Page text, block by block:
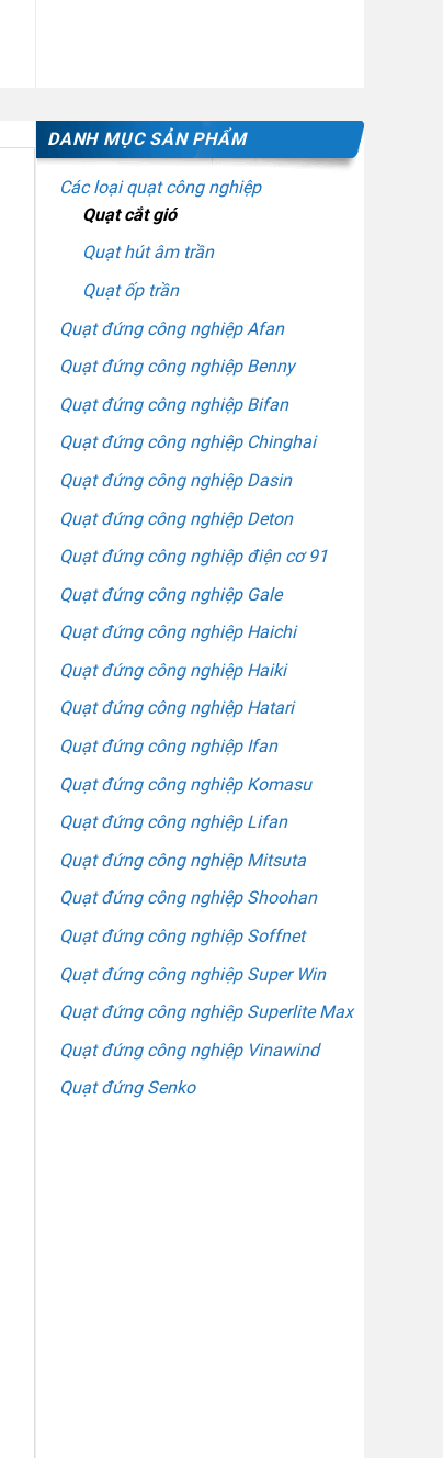
DANH MỤC SẢN PHẨM
Các loại quạt công nghiệp
Quạt cắt gió
Quạt hút âm trần
Quạt ốp trần
Quạt đứng công nghiệp Afan
Quạt đứng công nghiệp Benny
Quạt đứng công nghiệp Bifan
Quạt đứng công nghiệp Chinghai
Quạt đứng công nghiệp Dasin
Quạt đứng công nghiệp Deton
Quạt đứng công nghiệp điện cơ 91
Quạt đứng công nghiệp Gale
Quạt đứng công nghiệp Haichi
Quạt đứng công nghiệp Haiki
Quạt đứng công nghiệp Hatari
Quạt đứng công nghiệp Ifan
Quạt đứng công nghiệp Komasu
Quạt đứng công nghiệp Lifan
Quạt đứng công nghiệp Mitsuta
Quạt đứng công nghiệp Shoohan
Quạt đứng công nghiệp Soffnet
Quạt đứng công nghiệp Super Win
Quạt đứng công nghiệp Superlite Max
Quạt đứng công nghiệp Vinawind
Quạt đứng Senko